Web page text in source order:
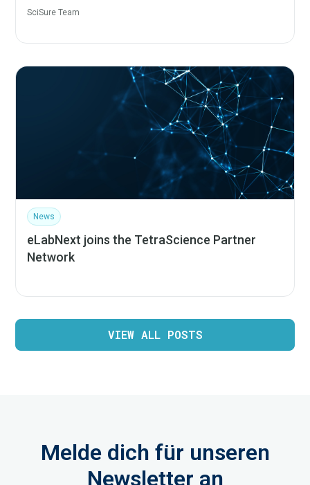
SciSure Team
News
eLabNext joins the TetraScience Partner
Network
VIEW ALL POSTS
Melde dich für unseren
Newsletter an